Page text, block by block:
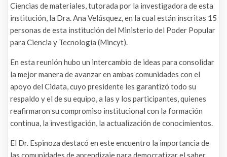
Ciencias de materiales, tutorada por la investigadora de esta
institución, la Dra. Ana Velásquez, en la cual están inscritas 15
personas de esta institución del Ministerio del Poder Popular
para Ciencia y Tecnología (Mincyt).
En esta reunión hubo un intercambio de ideas para consolidar
la mejor manera de avanzar en ambas comunidades con el
apoyo del Cidata, cuyo presidente les garantizó todo su
respaldo y el de su equipo, a las y los participantes, quienes
reafirmaron su compromiso institucional con la formación
continua, la investigación, la actualización de conocimientos.
El Dr. Espinoza destacó en este encuentro la importancia de
las comunidades de aprendizaje para democratizar el saber,